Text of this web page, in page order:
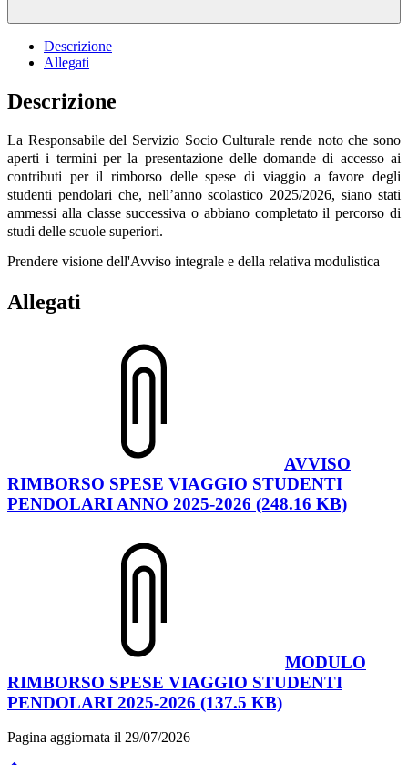
Descrizione
Allegati
Descrizione
La Responsabile del Servizio Socio Culturale rende noto che sono
aperti i termini per la presentazione delle domande di accesso ai
contributi per il rimborso delle spese di viaggio a favore degli
studenti pendolari che, nell’anno scolastico 2025/2026, siano stati
ammessi alla classe successiva o abbiano completato il percorso di
studi delle scuole superiori.
Prendere visione dell'Avviso integrale e della relativa modulistica
Allegati
AVVISO
RIMBORSO SPESE VIAGGIO STUDENTI
PENDOLARI ANNO 2025-2026 (248.16 KB)
MODULO
RIMBORSO SPESE VIAGGIO STUDENTI
PENDOLARI 2025-2026 (137.5 KB)
Pagina aggiornata il 29/07/2026